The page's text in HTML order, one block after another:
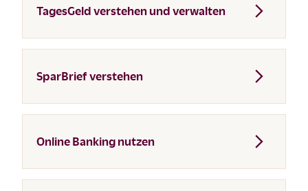
TagesGeld verstehen und verwalten
SparBrief verstehen
Online Banking nutzen